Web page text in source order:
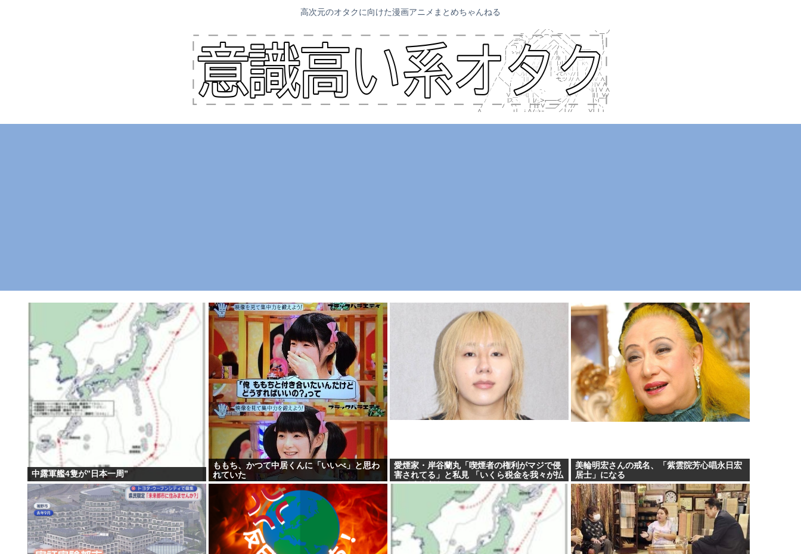
高次元のオタクに向けた漫画アニメまとめちゃんねる
中露軍艦4隻が”日本一周”
ももち、かつて中居くんに「いいべ」と思わ
れていた
愛煙家・岸谷蘭丸「喫煙者の権利がマジで侵
害されてる」と私見 「いくら税金を我々が払
ってるんだと」
美輪明宏さんの戒名、「紫雲院芳心唱永日宏
居士」になる